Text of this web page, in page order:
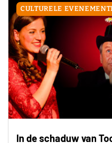
CULTURELE
In de schaduw van